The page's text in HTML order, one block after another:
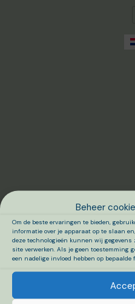
Beheer
Om de beste ervaringen te bieden,
informatie over je apparaat op te slaan
deze technologieën kunnen wij
site verwerken. Als je geen
een nadelige invloed hebben op bepaalde